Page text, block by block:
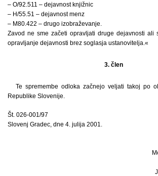
– O/92.511 – dejavnost knjižnic
– H/55.51 – dejavnost menz
– M80.422 – drugo izobraževanje.
Zavod ne sme začeti opravljati druge dejavnosti ali
opravljanje dejavnosti brez soglasja ustanovitelja.«
3. člen
Te spremembe odloka začnejo veljati takoj po
Republike Slovenije.
Št. 026-001/97
Slovenj Gradec, dne 4. julija 2001.